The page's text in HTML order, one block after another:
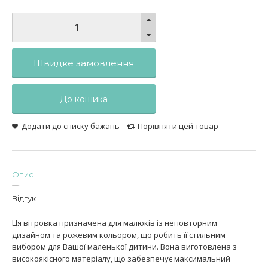
Швидке замовлення
До кошика
Додати до списку бажань Порівняти цей товар
Опис
Відгук
Ця вітровка призначена для малюків із неповторним
дизайном та рожевим кольором, що робить її стильним
вибором для Вашої маленької дитини. Вона виготовлена з
високоякісного матеріалу, що забезпечує максимальний